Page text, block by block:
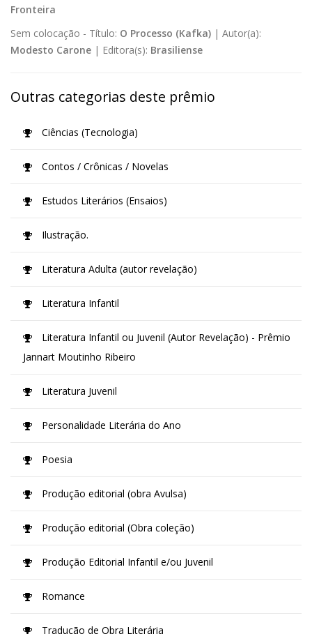
Fronteira
Sem colocação - Título: O Processo (Kafka) | Autor(a):
Modesto Carone | Editora(s): Brasiliense
Outras categorias deste prêmio
Ciências (Tecnologia)
Contos / Crônicas / Novelas
Estudos Literários (Ensaios)
Ilustração.
Literatura Adulta (autor revelação)
Literatura Infantil
Literatura Infantil ou Juvenil (Autor Revelação) - Prêmio
Jannart Moutinho Ribeiro
Literatura Juvenil
Personalidade Literária do Ano
Poesia
Produção editorial (obra Avulsa)
Produção editorial (Obra coleção)
Produção Editorial Infantil e/ou Juvenil
Romance
Tradução de Obra Literária